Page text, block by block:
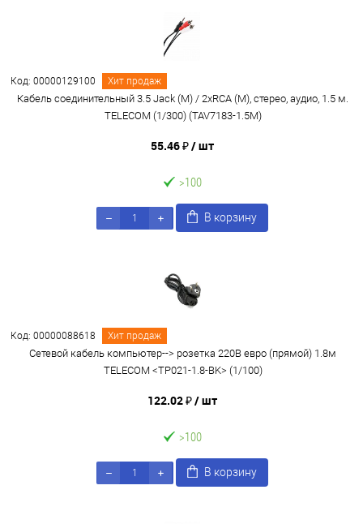
Код: 00000129100 Хит продаж
Кабель соединительный 3.5 Jack (M) / 2xRCA (M), стерео, аудио, 1.5 м.
TELECOM (1/300) (TAV7183-1.5M)
55.46 ₽/ шт
>100
В корзину
Код: 00000088618 Хит продаж
Сетевой кабель компьютер--> розетка 220В евро (прямой) 1.8м
TELECOM <TP021-1.8-BK> (1/100)
122.02 ₽/ шт
>100
В корзину